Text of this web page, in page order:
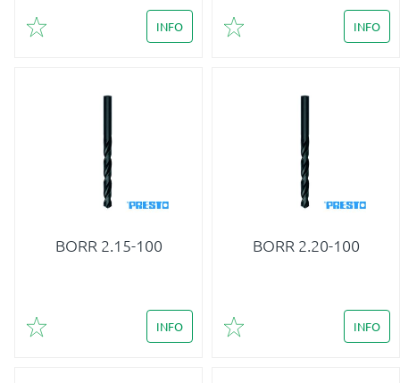
Lägg till i favoriter
INFO
Lägg till i favoriter
INFO
BORR 2.15-100
Lägg till i favoriter
INFO
BORR 2.20-100
Lägg till i favoriter
INFO